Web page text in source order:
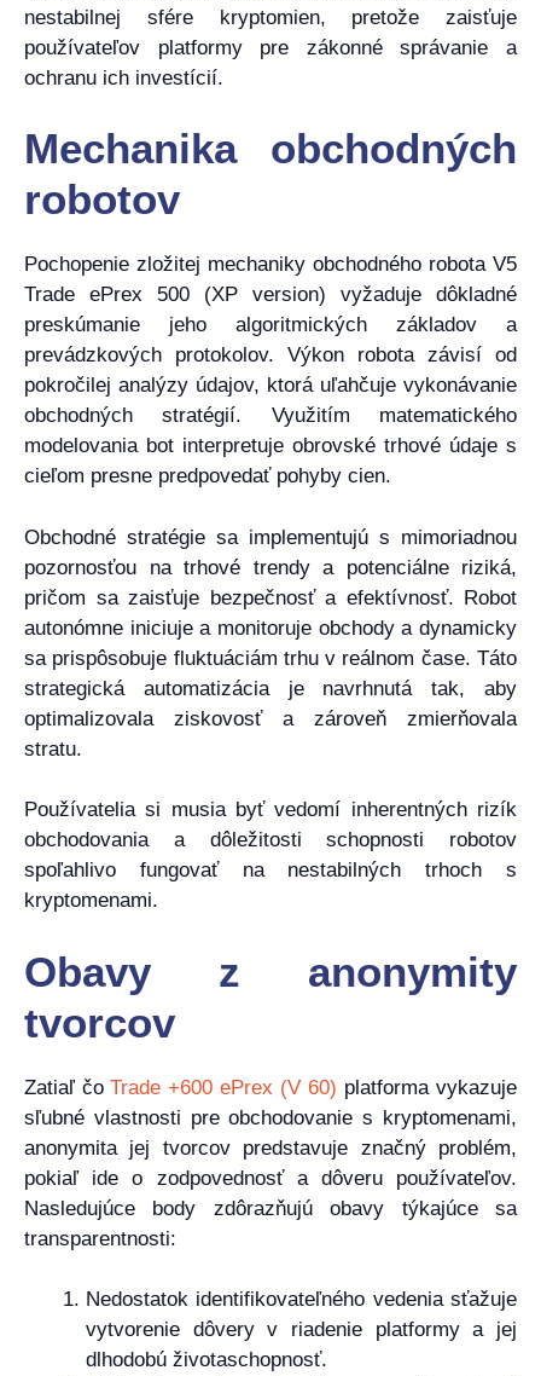
nestabilnej sfére kryptomien, pretože zaisťuje
používateľov platformy pre zákonné správanie a
ochranu ich investícií.
Mechanika obchodných
robotov
Pochopenie zložitej mechaniky obchodného robota V5
Trade ePrex 500 (XP version) vyžaduje dôkladné
preskúmanie jeho algoritmických základov a
prevádzkových protokolov. Výkon robota závisí od
pokročilej analýzy údajov, ktorá uľahčuje vykonávanie
obchodných stratégií. Využitím matematického
modelovania bot interpretuje obrovské trhové údaje s
cieľom presne predpovedať pohyby cien.
Obchodné stratégie sa implementujú s mimoriadnou
pozornosťou na trhové trendy a potenciálne riziká,
pričom sa zaisťuje bezpečnosť a efektívnosť. Robot
autonómne iniciuje a monitoruje obchody a dynamicky
sa prispôsobuje fluktuáciám trhu v reálnom čase. Táto
strategická automatizácia je navrhnutá tak, aby
optimalizovala ziskovosť a zároveň zmierňovala
stratu.
Používatelia si musia byť vedomí inherentných rizík
obchodovania a dôležitosti schopnosti robotov
spoľahlivo fungovať na nestabilných trhoch s
kryptomenami.
Obavy z anonymity
tvorcov
Zatiaľ čo Trade +600 ePrex (V 60) platforma vykazuje
sľubné vlastnosti pre obchodovanie s kryptomenami,
anonymita jej tvorcov predstavuje značný problém,
pokiaľ ide o zodpovednosť a dôveru používateľov.
Nasledujúce body zdôrazňujú obavy týkajúce sa
transparentnosti:
Nedostatok identifikovateľného vedenia sťažuje
vytvorenie dôvery v riadenie platformy a jej
dlhodobú životaschopnosť.